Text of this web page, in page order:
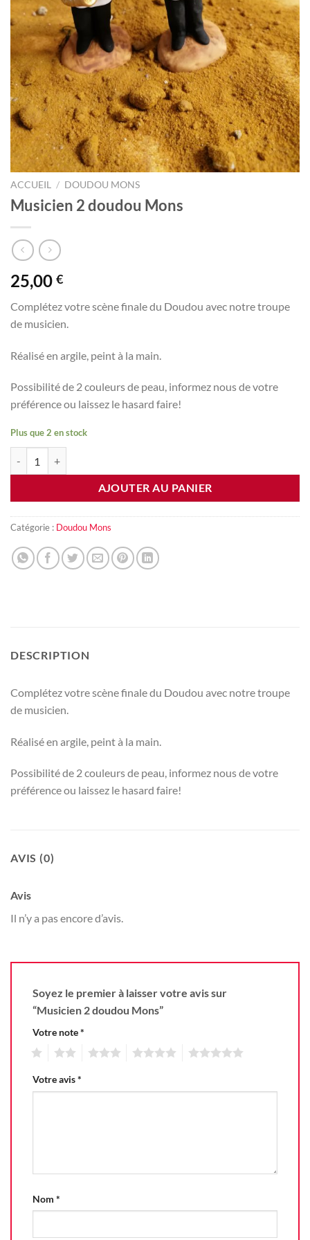
ACCUEIL / DOUDOU MONS
Musicien 2 doudou Mons
25,00 €
Complétez votre scène finale du Doudou avec notre troupe
de musicien.
Réalisé en argile, peint à la main.
Possibilité de 2 couleurs de peau, informez nous de votre
préférence ou laissez le hasard faire!
Plus que 2 en stock
AJOUTER AU PANIER
Catégorie : Doudou Mons
DESCRIPTION
Complétez votre scène finale du Doudou avec notre troupe
de musicien.
Réalisé en argile, peint à la main.
Possibilité de 2 couleurs de peau, informez nous de votre
préférence ou laissez le hasard faire!
AVIS (0)
Avis
Il n’y a pas encore d’avis.
Soyez le premier à laisser votre avis sur
“Musicien 2 doudou Mons”
Votre note*
Votre avis*
Nom *